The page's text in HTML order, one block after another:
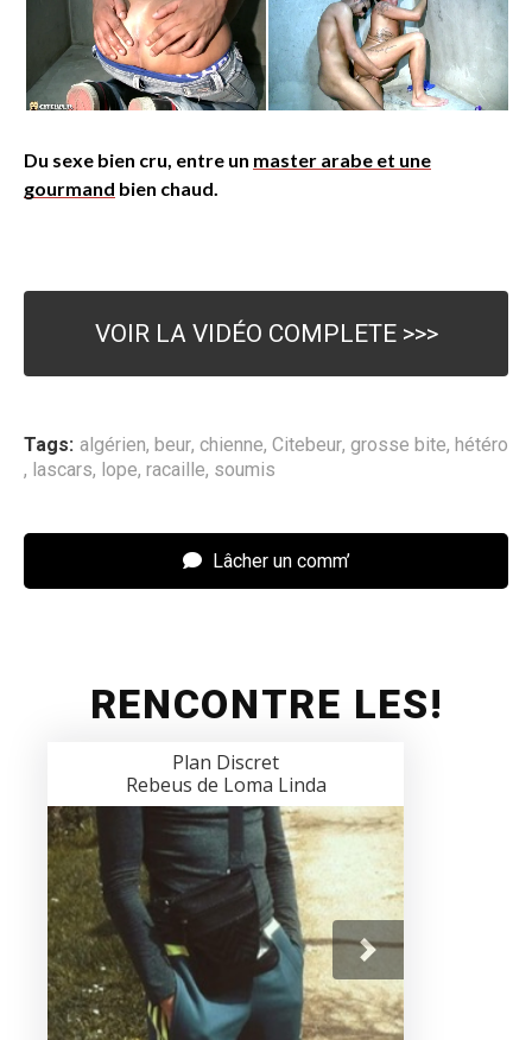
Du sexe bien cru, entre un master arabe et une
gourmand bien chaud.
VOIR LA VIDÉO COMPLETE >>>
Tags: algérien, beur, chienne, Citebeur, grosse bite, hétéro
, lascars, lope, racaille, soumis
Lâcher un comm’
RENCONTRE LES!